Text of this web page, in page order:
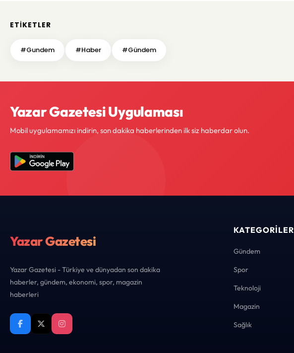
ETIKETLER
#Gundem #Haber #Gündem
Yazar Gazetesi Uygulaması
Mobil uygulamamızı indirin, son dakika haberlerinden ilk siz haberdar olun.
Yazar Gazetesi
Yazar Gazetesi - Türkiye ve dünyadan son dakika
haberler, gündem, ekonomi, spor, magazin
haberleri
KATEGORILER
Gündem
Spor
Teknoloji
Magazin
Sağlık